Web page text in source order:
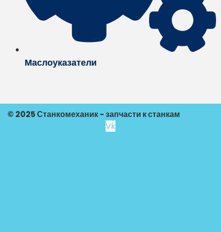
Маслоуказатели
© 2025 Станкомеханик - запчасти к станкам
Vk